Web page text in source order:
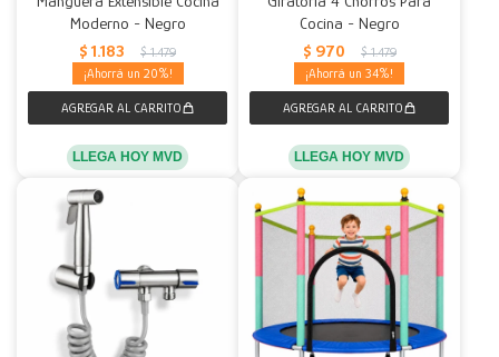
Moderno - Negro
$ 1.183 $ 1.479
20
LLEGA HOY MVD
Cocina - Negro
$ 970 $ 1.479
34
LLEGA HOY MVD
Mesas
Calefactores
Acolchados y Frazadas
Fundas
Decoración
Accesorios para el hogar
Herramientas
Accesorios
Muebles Infantiles